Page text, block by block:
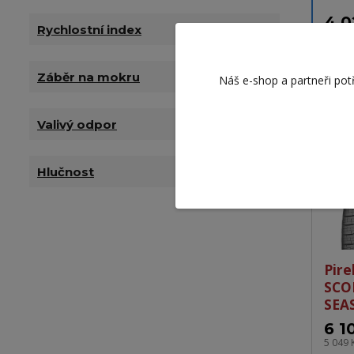
4
6
5 049
Rychlostní index
Záběr na mokru
Valivý odpor
Hlučnost
Náš e-shop a partneři